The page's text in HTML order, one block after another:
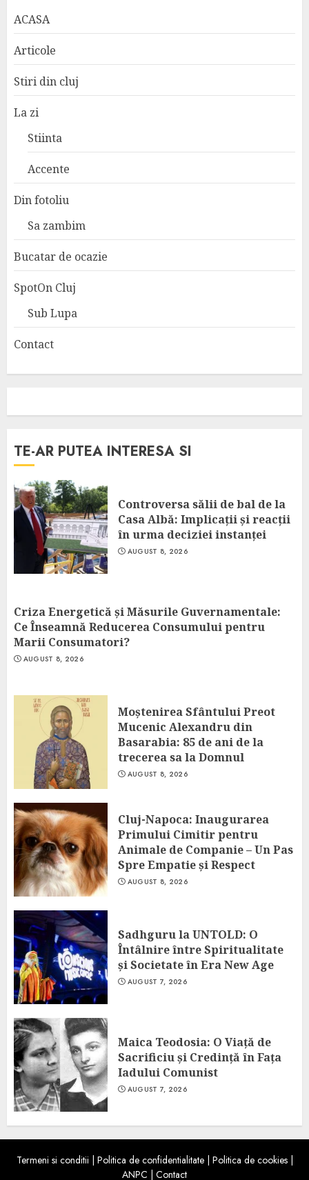
ACASA
Articole
Stiri din cluj
La zi
Stiinta
Accente
Din fotoliu
Sa zambim
Bucatar de ocazie
SpotOn Cluj
Sub Lupa
Contact
TE-AR PUTEA INTERESA SI
Controversa sălii de bal de la
Casa Albă: Implicații și reacții
în urma deciziei instanței
AUGUST 8, 2026
Criza Energetică și Măsurile Guvernamentale:
Ce Înseamnă Reducerea Consumului pentru
Marii Consumatori?
AUGUST 8, 2026
Moștenirea Sfântului Preot
Mucenic Alexandru din
Basarabia: 85 de ani de la
trecerea sa la Domnul
AUGUST 8, 2026
Cluj-Napoca: Inaugurarea
Primului Cimitir pentru
Animale de Companie – Un Pas
Spre Empatie și Respect
AUGUST 8, 2026
Sadhguru la UNTOLD: O
Întâlnire între Spiritualitate
și Societate în Era New Age
AUGUST 7, 2026
Maica Teodosia: O Viață de
Sacrificiu și Credință în Fața
Iadului Comunist
AUGUST 7, 2026
Termeni si conditii Politica de confidentialitate| Politica de cookies|
ANPC
Contact